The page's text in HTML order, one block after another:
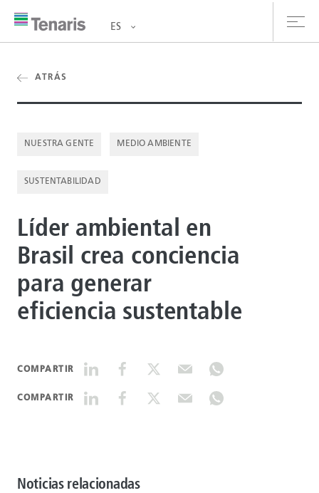
y Servicios
de prensa
ES
ATRÁS
NUESTRA GENTE MEDIO AMBIENTE
SUSTENTABILIDAD
Líder ambiental en
Brasil crea conciencia
para generar
eficiencia sustentable
COMPARTIR
COMPARTIR
Noticias relacionadas